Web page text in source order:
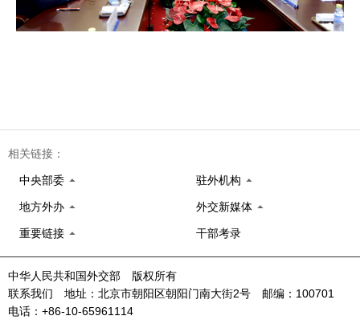
相关链接：
中央部委 驻外机构
地方外办 外交新媒体
重要链接 干部考录
中华人民共和国外交部 版权所有
联系我们 地址：北京市朝阳区朝阳门南大街2号 邮编：100701
电话：+86-10-65961114